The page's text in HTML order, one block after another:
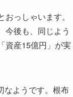
っしゃいます。
今後も、同じよう
資産15億円」が実
なようです。根布